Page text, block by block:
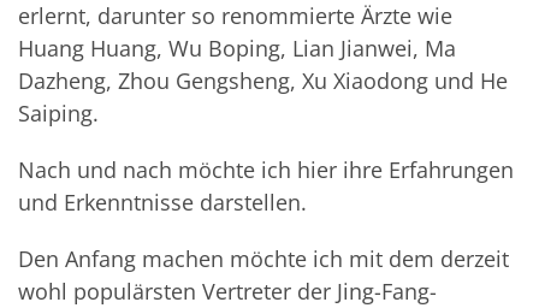
erlernt, darunter so renommierte Ärzte wie
Huang Huang, Wu Boping, Lian Jianwei, Ma
Dazheng, Zhou Gengsheng, Xu Xiaodong und He
Saiping.
Nach und nach möchte ich hier ihre Erfahrungen
und Erkenntnisse darstellen.
Den Anfang machen möchte ich mit dem derzeit
wohl populärsten Vertreter der Jing-Fang-